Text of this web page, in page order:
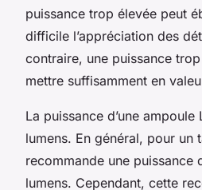
puissance trop élevée peut
difficile l’appréciation des
contraire, une puissance
mettre suffisamment en
La puissance d’une ampoule
lumens. En général, pour un
recommande une puissance
lumens. Cependant, cette